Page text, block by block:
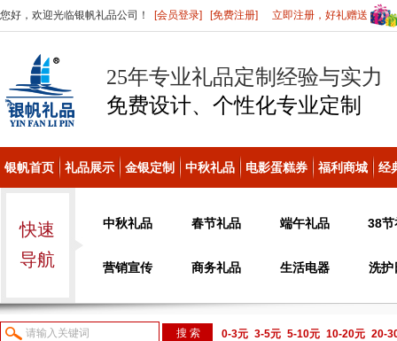
您好，欢迎光临银帆礼品公司！ [会员登录] [免费注册] 立即注册，好礼赠送
25年专业礼品定制经验与实力
免费设计、个性化专业定制
银帆首页 礼品展示 金银定制 中秋礼品 电影蛋糕券 福利商城 经
快速
导航
中秋礼品 春节礼品 端午礼品 38节
营销宣传 商务礼品 生活电器 洗护
0-3元 3-5元 5-10元 10-20元 20-